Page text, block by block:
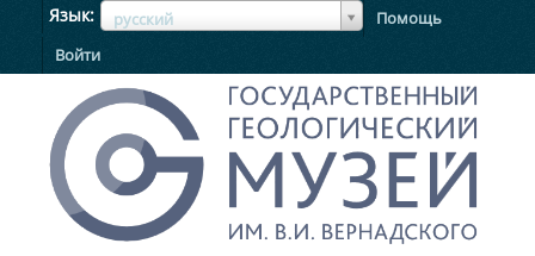
Язык русский
ЯзыкЯзык
Помощь
Войти